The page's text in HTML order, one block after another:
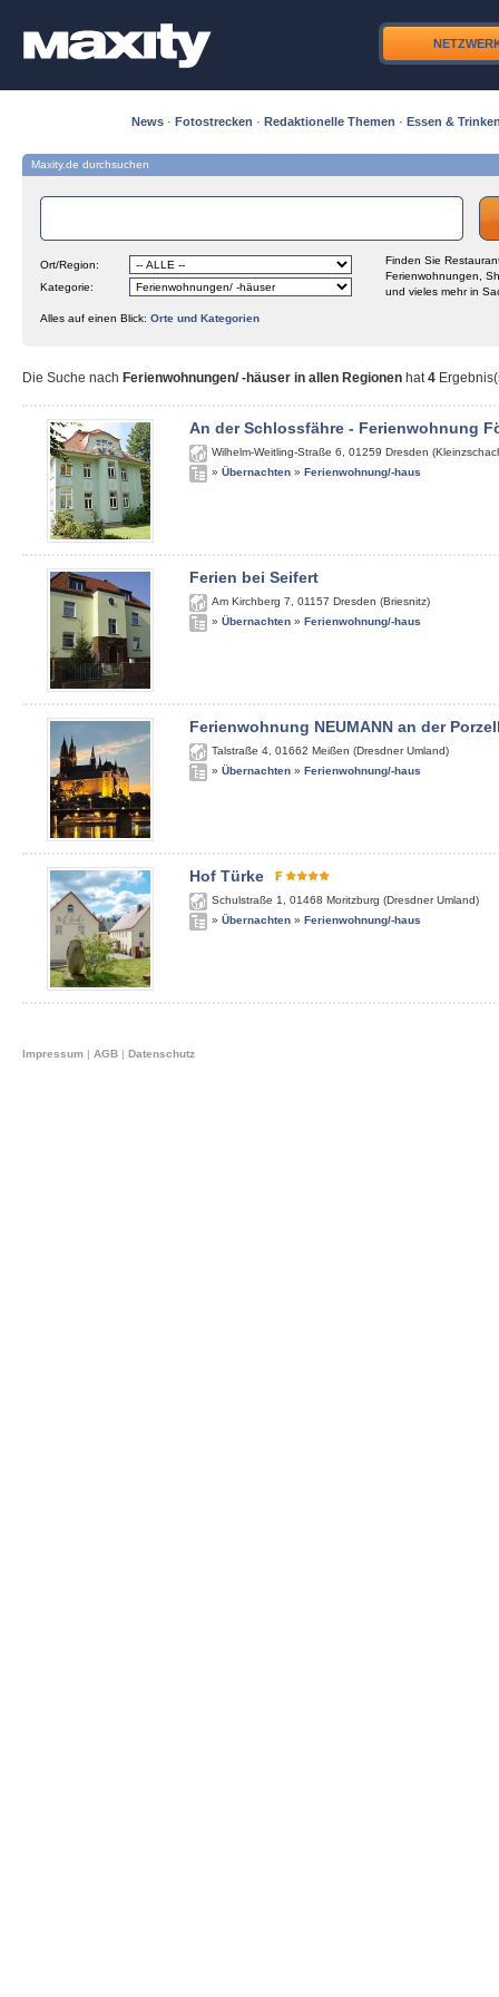
News · Fotostrecken · Redaktionelle Themen · Essen &
Maxity.de durchsuchen
Ort/Region:
Kategorie:
Finden Sie
Ferienwohnungen,
und vieles mehr in
Alles auf einen Blick: Orte und Kategorien
Die Suche nach Ferienwohnungen/ -häuser in allen Regionen hat4
An der Schlossfähre - Ferienwohnung
Wilhelm-Weitling-Straße 6 01259 Dresden
» Übernachten » Ferienwohnung/-haus
Ferien bei Seifert
Am Kirchberg 7 01157 Dresden (Briesnitz)
» Übernachten » Ferienwohnung/-haus
Ferienwohnung NEUMANN an der
Talstraße 4 01662 Meißen (Dresdner Umland)
» Übernachten » Ferienwohnung/-haus
Hof Türke
Schulstraße 1 01468 Moritzburg (Dresdner Umland)
» Übernachten » Ferienwohnung/-haus
Impressum | AGB | Datenschutz